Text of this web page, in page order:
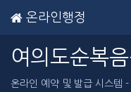
온라인행정
여의도순복
온라인 예약 및 발급 시스템